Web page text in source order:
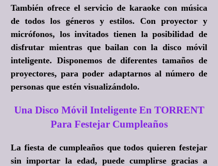
También ofrece el servicio de karaoke con música
de todos los géneros y estilos. Con proyector y
micrófonos, los invitados tienen la posibilidad de
disfrutar mientras que bailan con la disco móvil
inteligente. Disponemos de diferentes tamaños de
proyectores, para poder adaptarnos al número de
personas que estén visualizándolo.
Una Disco Móvil Inteligente En TORRENT
Para Festejar Cumpleaños
La fiesta de cumpleaños que todos quieren festejar
sin importar la edad, puede cumplirse gracias a